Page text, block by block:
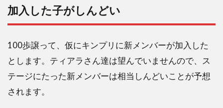
加入した子がしんどい
100歩譲って、仮にキンプリに新メンバーが加入した
とします。ティアラさん達は望んでいませんので、ス
テージにたった新メンバーは相当しんどいことが予想
されます。